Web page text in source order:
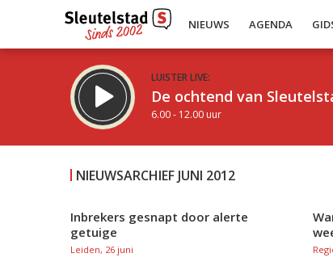
NIEUWS AGENDA
LUISTER LIVE:
De ochtend van
6.00 - 12.00 uur
Inklappen
NIEUWSARCHIEF JUNI 2012
Inbrekers gesnapt door alerte
getuige
Leiden, 26 juni